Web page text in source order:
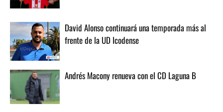
David Alonso continuará una temporada más al
frente de la UD Icodense
Andrés Macony renueva con el CD Laguna B